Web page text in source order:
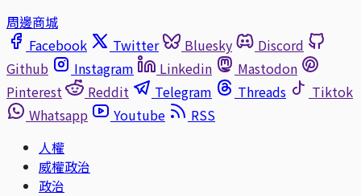
周邊商城
Facebook
Twitter Bluesky
Discord
Github
Instagram Linkedin
Mastodon
Pinterest
Reddit Telegram Threads
Tiktok
Whatsapp
Youtube
RSS
人權
威權政治
政治